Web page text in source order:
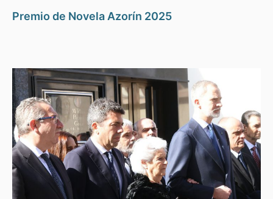
Premio de Novela Azorín 2025